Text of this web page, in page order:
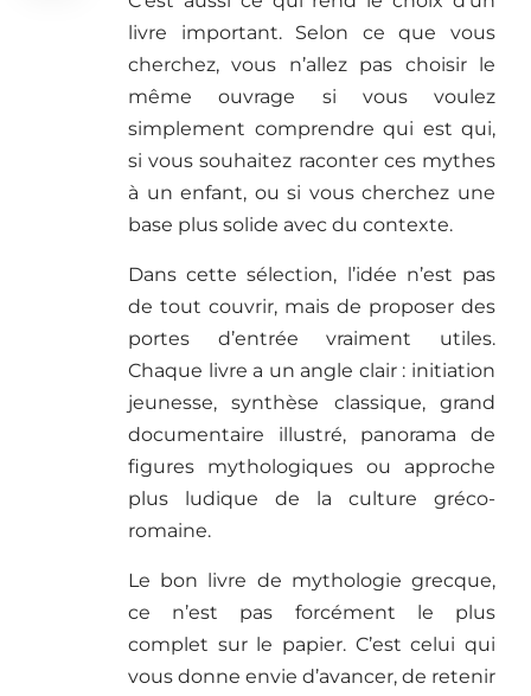
livre important. Selon ce que vous
cherchez, vous n’allez pas choisir le
même ouvrage si vous voulez
simplement comprendre qui est qui,
si vous souhaitez raconter ces mythes
à un enfant, ou si vous cherchez une
base plus solide avec du contexte.
Dans cette sélection, l’idée n’est pas
de tout couvrir, mais de proposer des
portes d’entrée vraiment utiles.
Chaque livre a un angle clair : initiation
jeunesse, synthèse classique, grand
documentaire illustré, panorama de
figures mythologiques ou approche
plus ludique de la culture gréco-
romaine.
Le bon livre de mythologie grecque,
ce n’est pas forcément le plus
complet sur le papier. C’est celui qui
vous donne envie d’avancer, de retenir